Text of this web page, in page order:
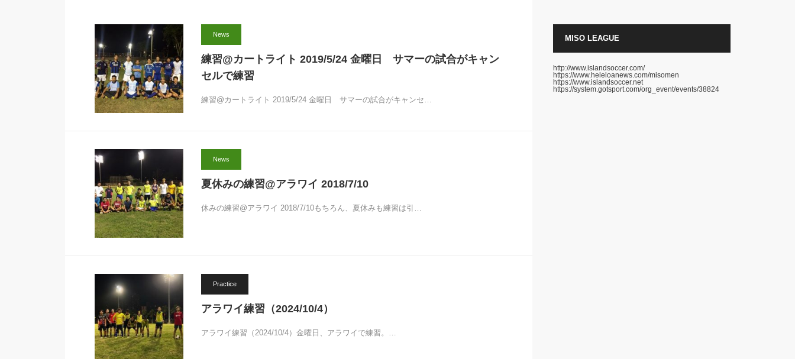
News
練習@カートライト 2019/5/24 金曜日 サマーの試合がキャン
セルで練習
練習@カートライト 2019/5/24 金曜日 サマーの試合がキャンセ…
News
夏休みの練習@アラワイ 2018/7/10
休みの練習@アラワイ 2018/7/10もちろん、夏休みも練習は引…
Practice
アラワイ練習（2024/10/4）
アラワイ練習（2024/10/4）金曜日、アラワイで練習。…
MISO LEAGUE
http://www.islandsoccer.com/
https://www.heleloanews.com/misomen
https://www.islandsoccer.net
https://system.gotsport.com/org_event/events/38824